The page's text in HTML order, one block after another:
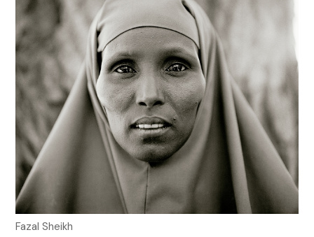
Fazal Sheikh